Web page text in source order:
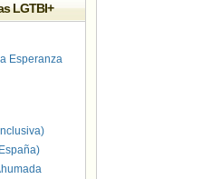
LGTBI+
Esperanza